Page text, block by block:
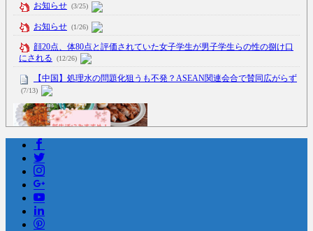
お知らせ (3/25)
お知らせ (1/26)
顔20点、体80点と評価されていた女子学生が男子学生らの性の捌け口
にされる
(12/26)
【中国】処理水の問題化狙うも不発？ASEAN関連会合で賛同広がらず
(7/13)
Powered by livedoor 相互RSS